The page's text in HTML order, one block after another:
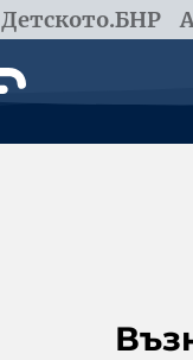
Детското.БНР